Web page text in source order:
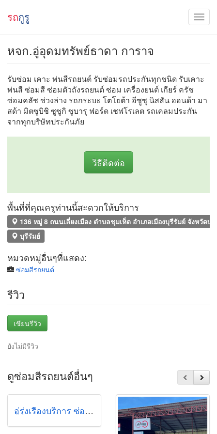
รถกูรู
หจก.อู่อุดมทรัพย์ธาดา การาจ
รับซ่อม เคาะ พ่นสีรถยนต์ รับซ่อมรถประกันทุกชนิด รับเคาะ
พ่นสี ซ่อมสี ซ่อมตัวถังรถยนต์ ซ่อม เครื่องยนต์ เกียร์ ครัช
ซ่อมคลัช ช่วงล่าง รถกระบะ โตโยต้า อีซูซุ นิสสัน ฮอนด้า มา
สด้า มิตซูบิชิ ซูซูกิ ซูบารุ ฟอร์ด เชฟโรเลต รถเคลมประกัน
จากทุกบริษัทประกันภัย
วิธีติดต่อ
พื้นที่ที่คุณครูท่านนี้สะดวกให้บริการ
136 หมู่ 8 ถนนเลี่ยงเมือง ตำบลชุมเห็ด อำเภอเมืองบุรีรัมย์ จังหวัดบุ
บุรีรัมย์
หมวดหมู่อื่นๆที่แสดง:
ซ่อมสีรถยนต์
รีวิว
เขียนรีวิว
ยังไม่มีรีวิว
ดูซ่อมสีรถยนต์อื่นๆ
อู่รุ่งเรืองบริการ ซ่อมรถยนต์